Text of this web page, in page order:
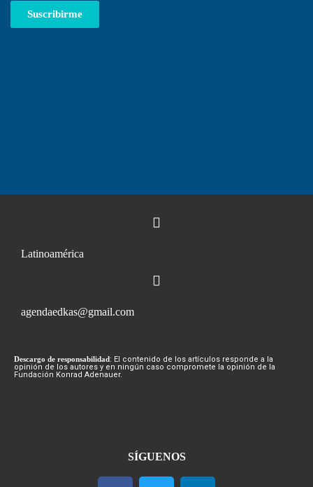
Suscribirme
Latinoamérica
agendaedkas@gmail.com
Descargo de responsabilidad: El contenido de los artículos responde a la
opinión de los autores y en ningún caso compromete la opinión de la
Fundación Konrad Adenauer.
SÍGUENOS